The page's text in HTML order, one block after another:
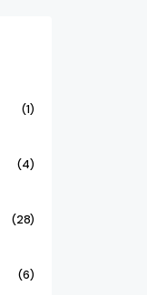
(1)
(4)
(28)
(6)